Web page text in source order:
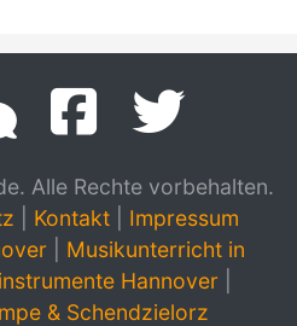
Alle Rechte vorbehalten.
Kontakt
Impressum
Musikunterricht in
Hannover
& Schendzielorz